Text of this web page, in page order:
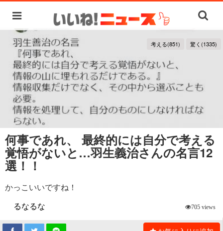
考える(851) 驚く(1335)
何事であれ、 最終的には自分で考える
覚悟がないと…羽生義治さんの名言12
選！！
かっこいいですね！
るなるな
705 views